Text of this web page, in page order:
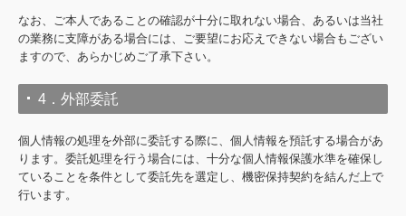
なお、ご本人であることの確認が十分に取れない場合、あるいは当社
の業務に支障がある場合には、ご要望にお応えできない場合もござい
ますので、あらかじめご了承下さい。
4．外部委託
個人情報の処理を外部に委託する際に、個人情報を預託する場合があ
ります。委託処理を行う場合には、十分な個人情報保護水準を確保し
ていることを条件として委託先を選定し、機密保持契約を結んだ上で
行います。